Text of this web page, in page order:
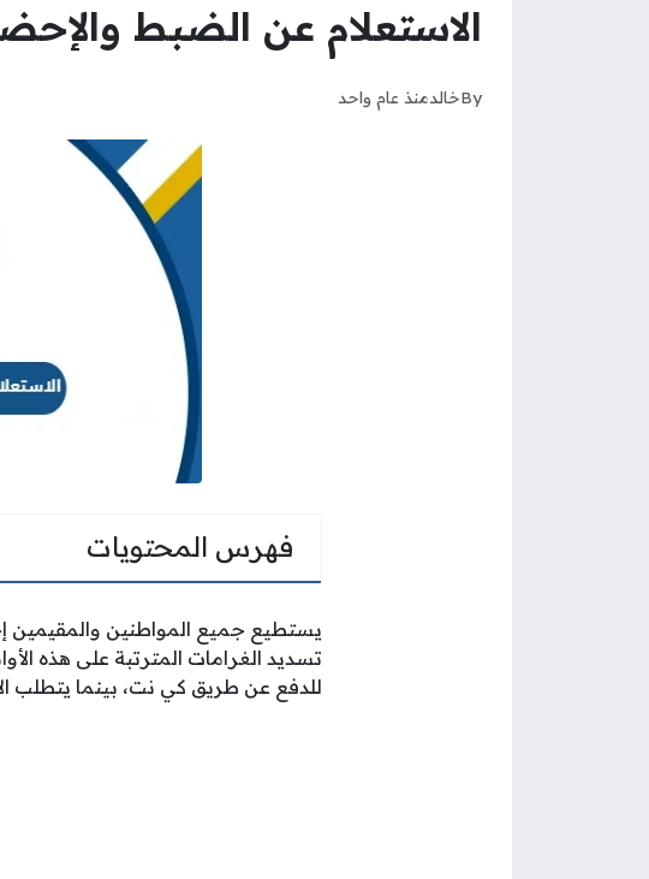
الاستعلام عن الضبط
Byخالدمنذ عام واحد
فهرس المحتويات
يستطيع جميع المواطنين والمقيمين
تسديد الغرامات المترتبة على هذه
للدفع عن طريق كي نت، بينما يتطلب